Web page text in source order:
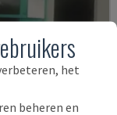
het
beheren en